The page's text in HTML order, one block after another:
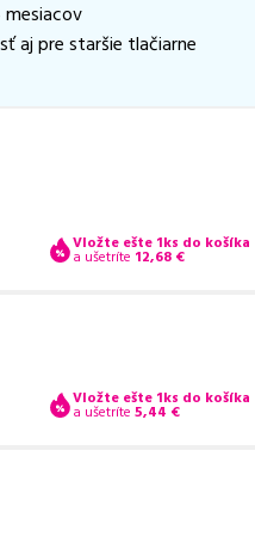
mesiacov
aj pre staršie tlačiarne
Vložte ešte 1ks do košíka
a ušetríte 12,68 €
Vložte ešte 1ks do košíka
a ušetríte 5,44 €